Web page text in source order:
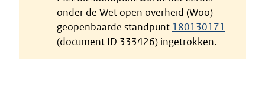
onder de Wet open overheid (Woo)
geopenbaarde standpunt 180130171
(document ID 333426) ingetrokken.